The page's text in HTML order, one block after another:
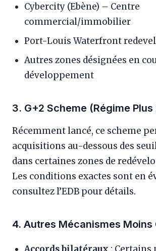
Cybercity (Ebène) – Centre
commercial/immobilier
Port-Louis Waterfront
Autres zones désignées en
développement
3. G+2 Scheme (Régime Plus
Récemment lancé, ce scheme
acquisitions au-dessous des
dans certaines zones de
Les conditions exactes sont en
consultez l’EDB pour détails.
4. Autres Mécanismes Moins